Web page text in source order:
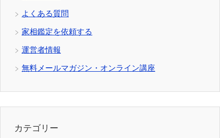
よくある質問
家相鑑定を依頼する
運営者情報
無料メールマガジン・オンライン講座
カテゴリー